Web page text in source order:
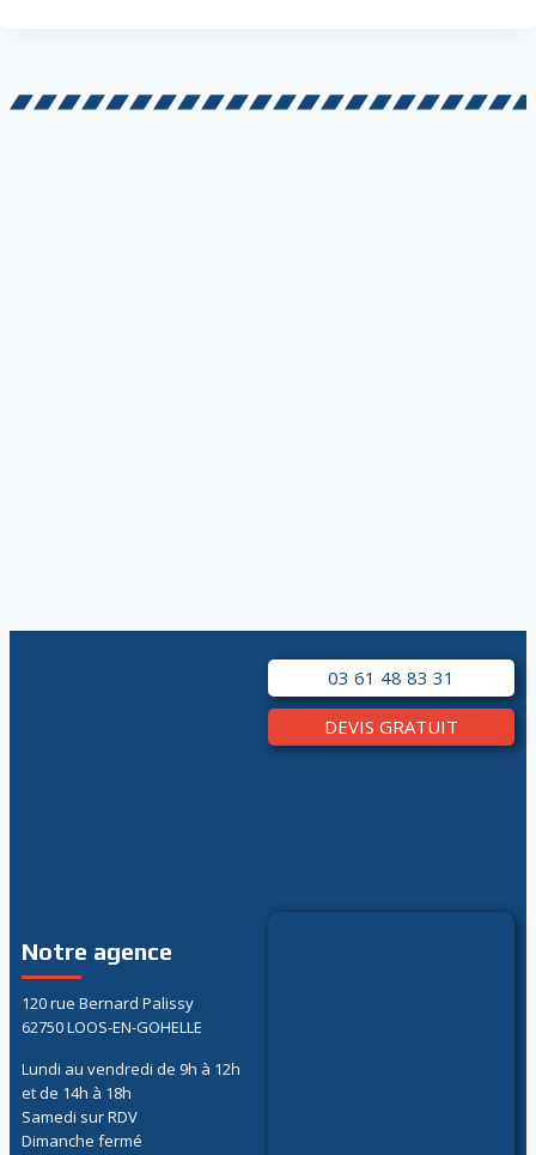
03 61 48 83 31
DEVIS GRATUIT
Notre agence
120 rue Bernard Palissy
62750 LOOS-EN-GOHELLE
Lundi au vendredi de 9h à 12h
et de 14h à 18h
Samedi sur RDV
Dimanche fermé